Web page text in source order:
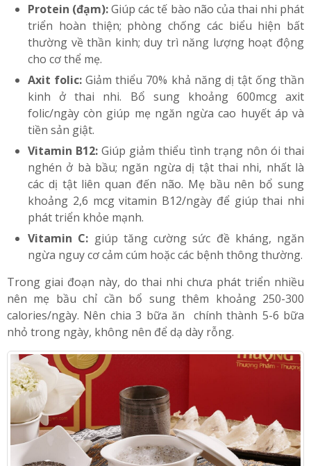
Protein (đạm):Giúp các tế bào não của thai nhi phát
triển hoàn thiện; phòng chống các biểu hiện bất
thường về thần kinh; duy trì năng lượng hoạt động
cho cơ thể mẹ.
Axit folic: Giảm thiểu 70% khả năng dị tật ống thần
kinh ở thai nhi. Bổ sung khoảng 600mcg axit
folic/ngày còn giúp mẹ ngăn ngừa cao huyết áp và
tiền sản giật.
Vitamin B12: Giúp giảm thiểu tình trạng nôn ói thai
nghén ở bà bầu; ngăn ngừa dị tật thai nhi, nhất là
các dị tật liên quan đến não. Mẹ bầu nên bổ sung
khoảng 2,6 mcg vitamin B12/ngày để giúp thai nhi
phát triển khỏe mạnh.
Vitamin C: giúp tăng cường sức đề kháng, ngăn
ngừa nguy cơ cảm cúm hoặc các bệnh thông thường.
Trong giai đoạn này, do thai nhi chưa phát triển nhiều
nên mẹ bầu chỉ cần bổ sung thêm khoảng 250-300
calories/ngày. Nên chia 3 bữa ăn chính thành 5-6 bữa
nhỏ trong ngày, không nên để dạ dày rỗng.